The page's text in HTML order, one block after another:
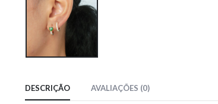
DESCRIÇÃO AVALIAÇÕES (0)